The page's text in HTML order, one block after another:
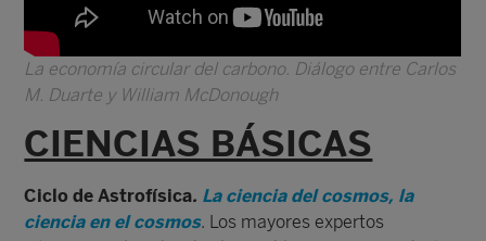
La economía circular del carbono. Diálogo entre Carlos
M. Duarte y William McDonough
CIENCIAS BÁSICAS
Ciclo de Astrofísica. La ciencia del cosmos, la
ciencia en el cosmos. Los mayores expertos